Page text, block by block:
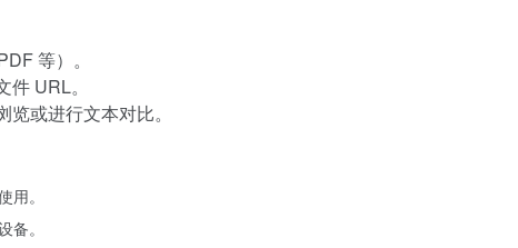
等）。
URL。
或进行文本对比。
用。
备。